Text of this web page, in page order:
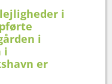
i
i
i
er